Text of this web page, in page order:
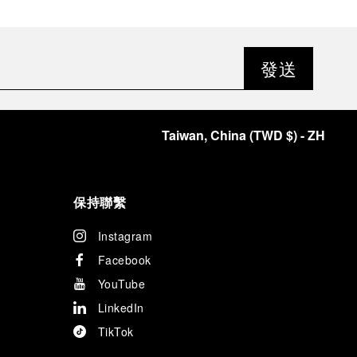
發送
Taiwan, China(TWD $)- ZH
保持聯繫
Instagram
Facebook
YouTube
LinkedIn
TikTok